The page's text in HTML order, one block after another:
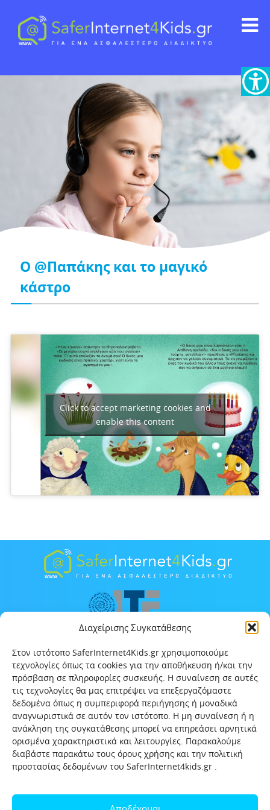
Διαχείρισης Συγκατάθεσης
Στον ιστότοπο SaferInternet4Kids.gr χρησιμοποιούμε
τεχνολογίες όπως τα cookies για την αποθήκευση ή/και την
πρόσβαση σε πληροφορίες συσκευής. Η συναίνεση σε αυτές
τις τεχνολογίες θα μας επιτρέψει να επεξεργαζόμαστε
δεδομένα όπως η συμπεριφορά περιήγησης ή μοναδικά
αναγνωριστικά σε αυτόν τον ιστότοπο. Η μη συναίνεση ή η
ανάκληση της συγκατάθεσης μπορεί να επηρεάσει αρνητικά
ορισμένα χαρακτηριστικά και λειτουργίες. Παρακαλούμε
διαβάστε παρακάτω τους όρους χρήσης και την πολιτική
προστασίας δεδομένων του SaferInternet4kids.gr .
Ο @Παπάκης και το μαγικό
κάστρο
Click to accept marketing cookies and
enable this content
Πολιτική προστασίας δεδομένων